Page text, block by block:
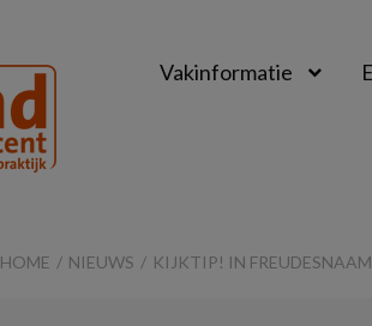
&
Vakinformatie
HOME NIEUWS KIJKTIP! IN